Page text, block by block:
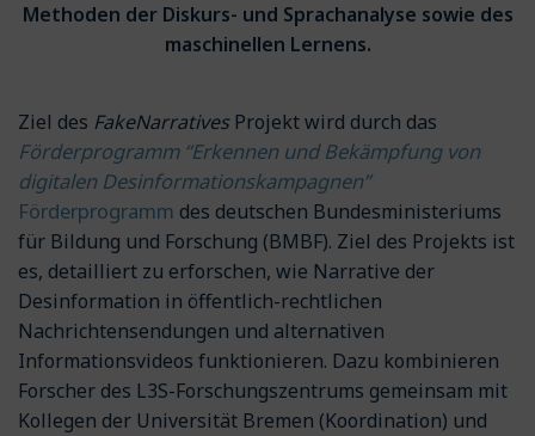
Methoden der Diskurs- und Sprachanalyse sowie des
maschinellen Lernens.
Ziel des FakeNarrativesProjekt wird durch das
Förderprogramm “Erkennen und Bekämpfung von
digitalen Desinformationskampagnen”
Förderprogramm des deutschen Bundesministeriums
für Bildung und Forschung (BMBF). Ziel des Projekts ist
es, detailliert zu erforschen, wie Narrative der
Desinformation in öffentlich-rechtlichen
Nachrichtensendungen und alternativen
Informationsvideos funktionieren. Dazu kombinieren
Forscher des L3S-Forschungszentrums gemeinsam mit
Kollegen der Universität Bremen (Koordination) und